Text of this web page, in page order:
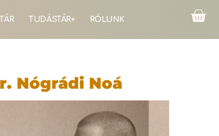
TUDÁSTÁR+ RÓLUNK
Nógrádi Noá